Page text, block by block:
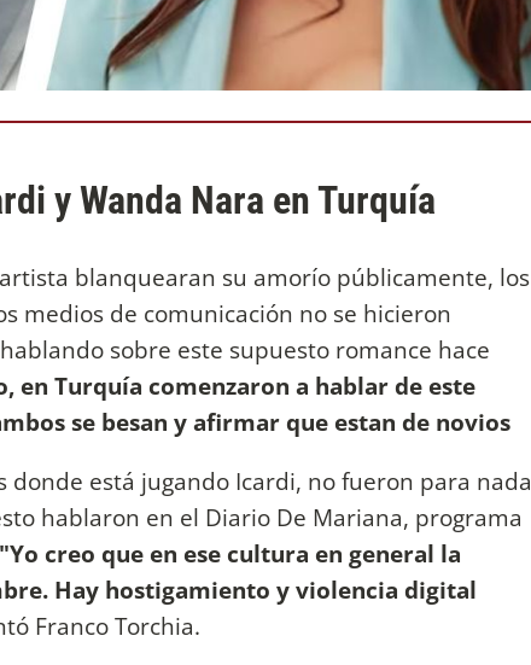
y Wanda Nara en Turquía
blanquearan su amorío públicamente, los
medios de comunicación no se hicieron
sobre este supuesto romance hace
en Turquía comenzaron a hablar de este
se besan y afirmar que estan de novios
donde está jugando Icardi, no fueron para nada
hablaron en el Diario De Mariana, programa
"Yo creo que en ese cultura en general la
Hay hostigamiento y violencia digital
Franco Torchia.